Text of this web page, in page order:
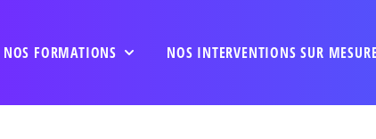
NOS FORMATIONS NOS INTERVENTIONS SUR